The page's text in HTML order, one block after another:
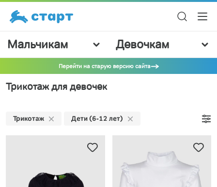
Мальчикам Девочкам
Перейти на старую версию сайта
Трикотаж для девочек
Трикотаж Дети (6-12 лет)